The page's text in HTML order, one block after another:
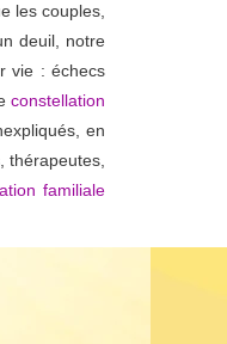
les couples,
deuil, notre
vie : échecs
constellation
en
thérapeutes,
familiale